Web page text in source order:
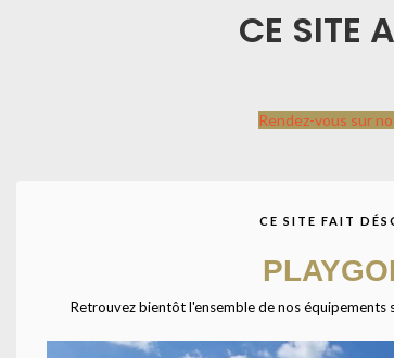
CE SITE
Rendez-vous sur
CE SITE FAIT
Retrouvez bientôt l'ensemble de nos
Castelnau-Le-Lez
Castelnau-Le-Lez Plus de 3000 coques